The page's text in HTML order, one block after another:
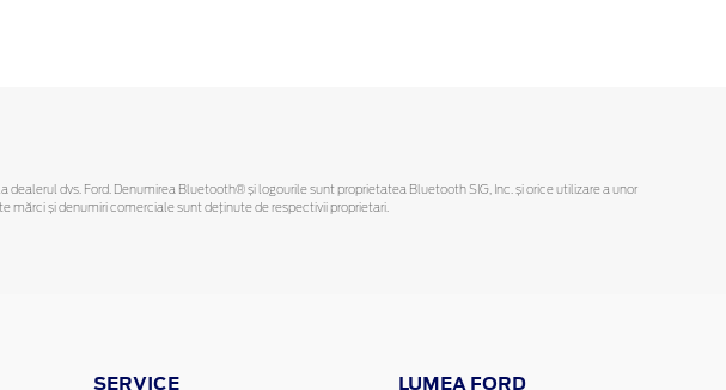
dvs. Ford. Denumirea Bluetooth® și logourile sunt proprietatea Bluetooth SIG, Inc. și orice utilizare a unor
și denumiri comerciale sunt deținute de respectivii proprietari.
SERVICE LUMEA FORD